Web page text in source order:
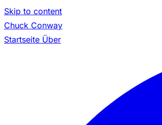
Skip to content
Chuck Conway
Startseite Über